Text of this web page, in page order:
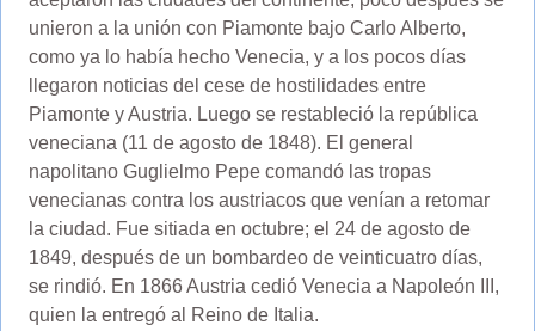
unieron a la unión con Piamonte bajo Carlo Alberto,
como ya lo había hecho Venecia, y a los pocos días
llegaron noticias del cese de hostilidades entre
Piamonte y Austria. Luego se restableció la república
veneciana (11 de agosto de 1848). El general
napolitano Guglielmo Pepe comandó las tropas
venecianas contra los austriacos que venían a retomar
la ciudad. Fue sitiada en octubre; el 24 de agosto de
1849, después de un bombardeo de veinticuatro días,
se rindió. En 1866 Austria cedió Venecia a Napoleón III,
quien la entregó al Reino de Italia.